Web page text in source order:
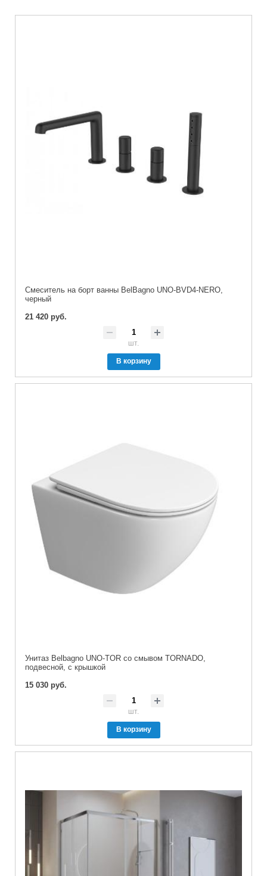
Смеситель на борт ванны BelBagno UNO-BVD4-NERO,
черный
21 420 руб.
шт.
В корзину
Унитаз Belbagno UNO-TOR со смывом TORNADO,
подвесной, с крышкой
15 030 руб.
шт.
В корзину